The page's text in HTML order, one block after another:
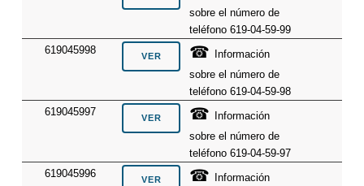
sobre el número de
teléfono 619-04-59-99
619045998
☎ Información
sobre el número de
teléfono 619-04-59-98
619045997
☎ Información
sobre el número de
teléfono 619-04-59-97
619045996
☎ Información